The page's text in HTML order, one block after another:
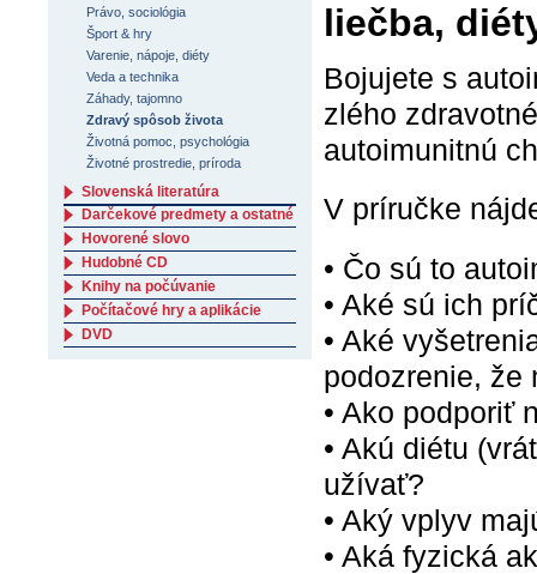
liečba,
Bojujete s
zlého
autoimunitnú
V príručke
• Čo sú to
• Aké sú ich
• Aké
podozrenie, že
• Ako podporiť
• Akú diétu
užívať?
• Aký vplyv
• Aká fyzická
Právo, sociológia
Šport & hry
Varenie, nápoje, diéty
Veda a technika
Záhady, tajomno
Zdravý spôsob života
Životná pomoc, psychológia
Životné prostredie, príroda
Slovenská literatúra
Darčekové predmety a ostatné
Hovorené slovo
Hudobné CD
Knihy na počúvanie
Počítačové hry a aplikácie
DVD